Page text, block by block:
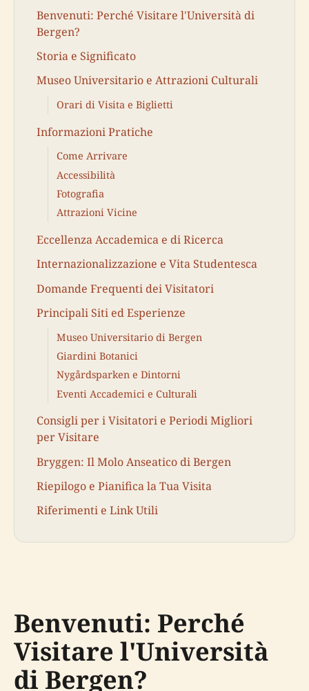
Benvenuti: Perché Visitare l'Università di
Bergen?
Storia e Significato
Museo Universitario e Attrazioni Culturali
Orari di Visita e Biglietti
Informazioni Pratiche
Come Arrivare
Accessibilità
Fotografia
Attrazioni Vicine
Eccellenza Accademica e di Ricerca
Internazionalizzazione e Vita Studentesca
Domande Frequenti dei Visitatori
Principali Siti ed Esperienze
Museo Universitario di Bergen
Giardini Botanici
Nygårdsparken e Dintorni
Eventi Accademici e Culturali
Consigli per i Visitatori e Periodi Migliori
per Visitare
Bryggen: Il Molo Anseatico di Bergen
Riepilogo e Pianifica la Tua Visita
Riferimenti e Link Utili
Benvenuti: Perché
Visitare l'Università
di Bergen?